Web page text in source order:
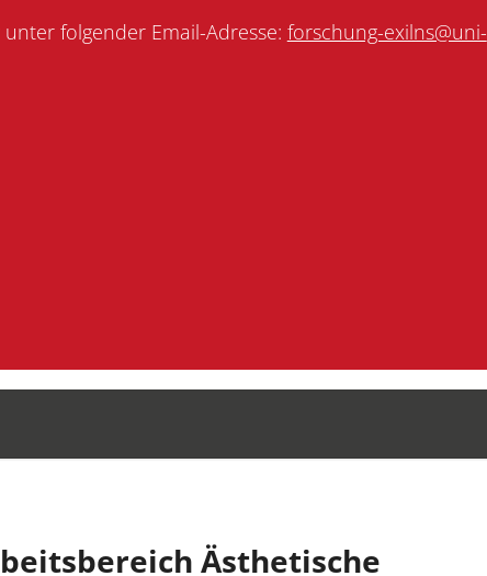
folgender Email-Adresse: forschung-exilns@uni-
Ästhetische